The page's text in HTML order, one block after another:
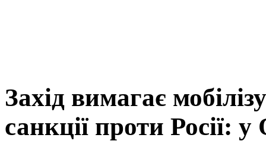
Захід вимагає
санкції проти Росії: